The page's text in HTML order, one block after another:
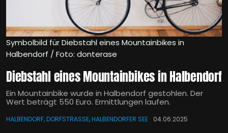
Symbolbild für Diebstahl eines Mountainbikes in
Halbendorf / Foto: donterase
Diebstahl eines Mountainbikes in Halbendorf
Ein Mountainbike wurde in Halbendorf gestohlen. Der
Wert beträgt 550 Euro. Ermittlungen laufen.
HALBENDORF, DORFSTRASSE, HALBENDORFER SEE 04.06.2025